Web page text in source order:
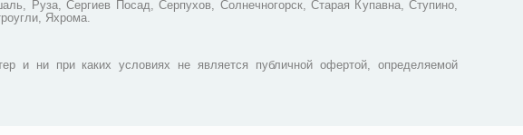
Руза, Сергиев Посад, Серпухов, Солнечногорск, Старая Купавна, Ступино,
Яхрома.
и ни при каких условиях не является публичной офертой, определяемой